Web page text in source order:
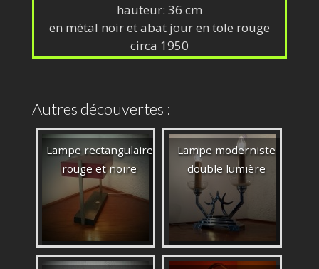
hauteur: 36 cm
en métal noir et abat jour en tole rouge
circa 1950
Autres découvertes :
Lampe rectangulaire
rouge et noire
Lampe moderniste
double lumière